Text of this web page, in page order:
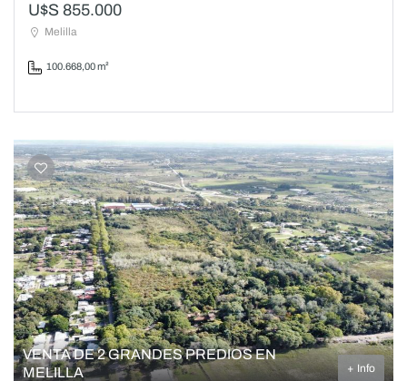
U$S 855.000
Melilla
100.668,00 m²
VENTA DE 2 GRANDES PREDIOS EN
MELILLA
+ Info